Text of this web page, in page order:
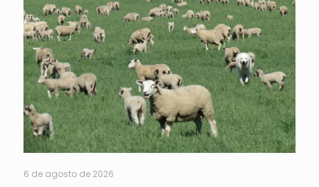
6 de agosto de 2026